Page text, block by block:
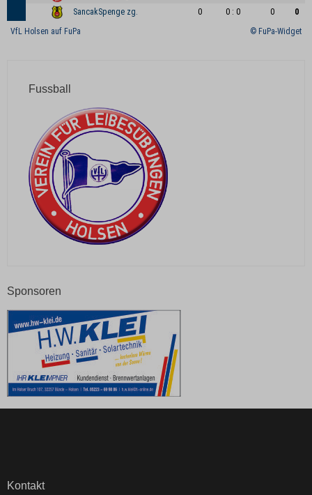
SancakSpenge zg.
0 0 : 0 0
0
VfL Holsen auf FuPa
© FuPa-Widget
Fussball
Sponsoren
Kontakt